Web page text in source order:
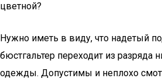
цветной?
Нужно иметь в виду, что надетый
бюстгальтер переходит из разряда
одежды. Допустимы и неплохо